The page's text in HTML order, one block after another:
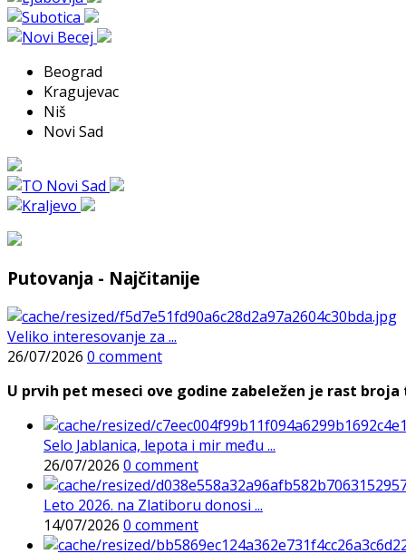
Beograd
Kragujevac
Niš
Novi Sad
Putovanja - Najčitanije
Veliko interesovanje za ...
26/07/2026 0 comment
U prvih pet meseci ove godine zabeležen je rast
Selo Jablanica, lepota i mir među ...
26/07/2026 0 comment
Leto 2026. na Zlatiboru donosi ...
14/07/2026 0 comment